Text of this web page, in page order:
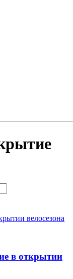
в открытии